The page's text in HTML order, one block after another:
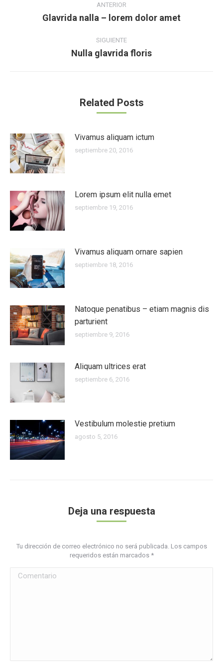
publicaciones
ANTERIOR
Publicación
Glavrida nalla – lorem dolor amet
SIGUIENTE
Publicación
Nulla glavrida floris
Related Posts
Vivamus aliquam ictum
septiembre 20, 2016
Lorem ipsum elit nulla emet
septiembre 19, 2016
Vivamus aliquam ornare sapien
septiembre 18, 2016
Natoque penatibus – etiam magnis dis
parturient
septiembre 9, 2016
Aliquam ultrices erat
septiembre 6, 2016
Vestibulum molestie pretium
agosto 5, 2016
Deja una respuesta
Tu dirección de correo electrónico no será publicada. Los campos
requeridos están marcados *
Comentario